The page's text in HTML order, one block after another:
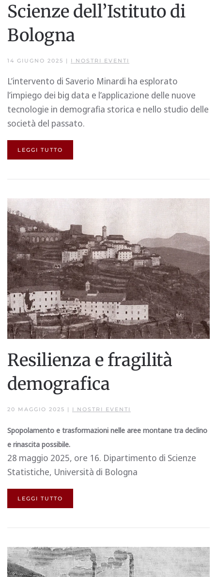
Scienze dell’Istituto di
Bologna
14 GIUGNO 2025 | I NOSTRI EVENTI
L’intervento di Saverio Minardi ha esplorato
l’impiego dei big data e l’applicazione delle nuove
tecnologie in demografia storica e nello studio delle
società del passato.
LEGGI TUTTO
Resilienza e fragilità
demografica
20 MAGGIO 2025 | I NOSTRI EVENTI
Spopolamento e trasformazioni nelle aree montane tra declino
e rinascita possibile.
28 maggio 2025, ore 16. Dipartimento di Scienze
Statistiche, Università di Bologna
LEGGI TUTTO